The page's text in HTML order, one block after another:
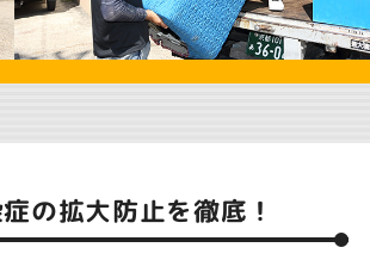
の拡大防止を徹底！